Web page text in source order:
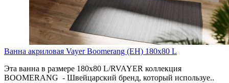
Ванна акриловая Vayer Boomerang (EH) 180x80 L
Эта ванна в размере 180х80 L/RVAYER коллекция
BOOMERANG - Швейцарский бренд, который используе..